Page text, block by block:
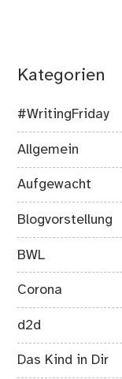
Kategorien
#WritingFriday
Allgemein
Aufgewacht
Blogvorstellung
BWL
Corona
d2d
Das Kind in Dir